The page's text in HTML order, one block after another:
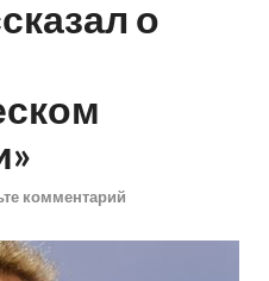
о
комментарий